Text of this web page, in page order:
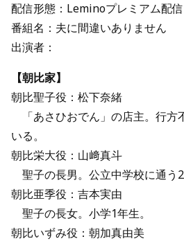
配信形態：Leminoプレミアム配信
番組名：夫に間違いありません
出演者：
【朝比家】
朝比聖子役：松下奈緒
「あさひおでん」の店主。行方
いる。
朝比栄大役：山﨑真斗
聖子の長男。公立中学校に通う2
朝比亜季役：吉本実由
聖子の長女。小学1年生。
朝比いずみ役：朝加真由美